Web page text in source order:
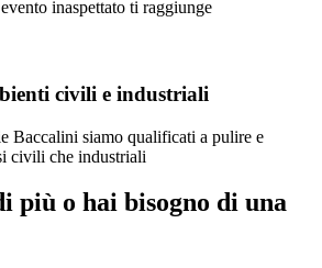
inaspettato ti raggiunge
civili e industriali
Baccalini siamo qualificati a pulire e
civili che industriali
più o hai bisogno di una